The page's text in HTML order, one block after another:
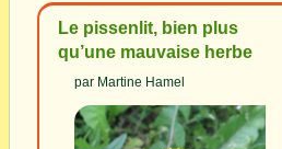
Le pissenlit, bien plus
qu’une mauvaise herbe
par Martine Hamel